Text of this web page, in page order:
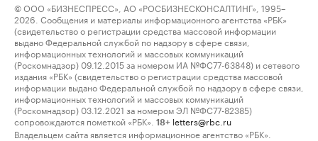
© ООО «БИЗНЕСПРЕСС», АО «РОСБИЗНЕСКОНСАЛТИНГ», 1995–
2026. Сообщения и материалы информационного агентства «РБК»
(свидетельство о регистрации средства массовой информации
выдано Федеральной службой по надзору в сфере связи,
информационных технологий и массовых коммуникаций
(Роскомнадзор) 09.12.2015 за номером ИА №ФС77-63848) и сетевого
издания «РБК» (свидетельство о регистрации средства массовой
информации выдано Федеральной службой по надзору в сфере связи,
информационных технологий и массовых коммуникаций
(Роскомнадзор) 03.12.2021 за номером ЭЛ №ФС77-82385)
сопровождаются пометкой «РБК».
18+ letters@rbc.ru
Владельцем сайта является информационное агентство «РБК».